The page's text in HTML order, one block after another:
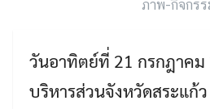
ภาพ-กิจกรร
วันอาทิตย์ที่ 21 กรกฎาคม
บริหารส่วนจังหวัดสระแก้